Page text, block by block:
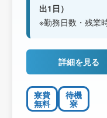
出1日）
※勤務日数・残業
詳細を見る
寮費
無料
待機
寮